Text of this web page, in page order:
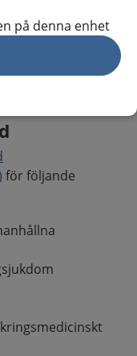
på denna enhet
vanligen livet ut.
för
och
​ för följande